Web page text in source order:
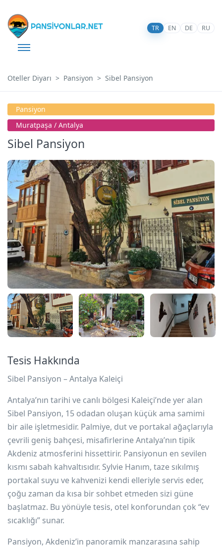
TR EN DE RU
Oteller Diyarı Pansiyon Sibel Pansiyon
Pansiyon
Muratpaşa / Antalya
Sibel Pansiyon
Tesis Hakkında
Sibel Pansiyon – Antalya Kaleiçi
Antalya’nın tarihi ve canlı bölgesi Kaleiçi’nde yer alan
Sibel Pansiyon, 15 odadan oluşan küçük ama samimi
bir aile işletmesidir. Palmiye, dut ve portakal ağaçlarıyla
çevrili geniş bahçesi, misafirlerine Antalya’nın tipik
Akdeniz atmosferini hissettirir. Pansiyonun en sevilen
kısmı sabah kahvaltısıdır. Sylvie Hanım, taze sıkılmış
portakal suyu ve kahvenizi kendi elleriyle servis eder,
çoğu zaman da kısa bir sohbet etmeden sizi güne
başlatmaz. Bu yönüyle tesis, otel konforundan çok “ev
sıcaklığı” sunar.
Pansiyon, Akdeniz’in panoramik manzarasına sahip